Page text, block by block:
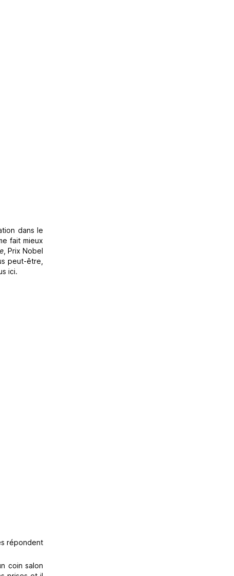
dans le
fait mieux
, Prix Nobel
peut-être,
ici.
répondent
coin salon